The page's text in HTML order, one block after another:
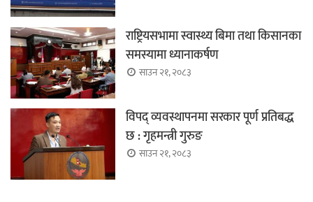
राष्ट्रियसभामा स्वास्थ्य बिमा तथा किसानका
समस्यामा ध्यानाकर्षण
साउन २१, २०८३
विपद् व्यवस्थापनमा सरकार पूर्ण प्रतिबद्ध
छ : गृहमन्त्री गुरुङ
साउन २१, २०८३